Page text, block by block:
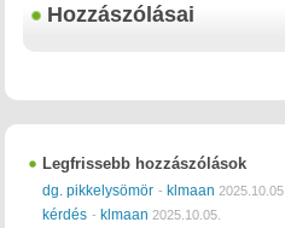
Hozzászólásai
Legfrissebb hozzászólások
dg. pikkelysömör - klmaan 2025.10.05.
kérdés - klmaan 2025.10.05.